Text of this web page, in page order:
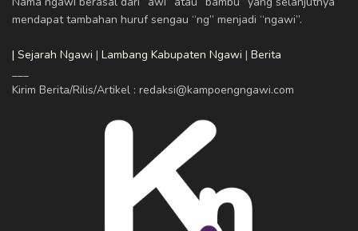
mendapat tambahan huruf sengau “ng” menjadi “ngawi”.
| Sejarah Ngawi | Lambang Kabupaten Ngawi | Berita
___
Kirim Berita/Rilis/Artikel : redaksi@kampoengngawi.com